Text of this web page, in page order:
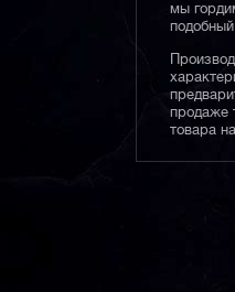
мы
продаже
товара